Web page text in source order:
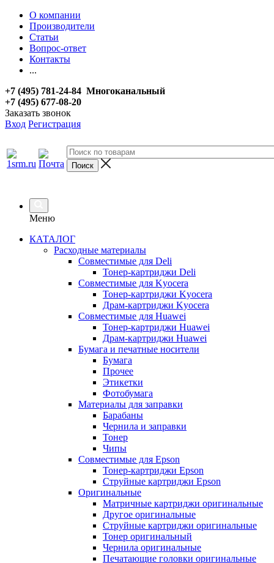
О компании
Производители
Статьи
Вопрос-ответ
Контакты
...
+7 (495) 781-24-84 Многоканальный
+7 (495) 677-08-20
Заказать звонок
Вход Регистрация
Меню
КАТАЛОГ
Расходные материалы
Совместимые для Deli
Тонер-картриджи Deli
Совместимые для Kyocera
Тонер-картриджи Kyocera
Драм-картриджи Kyocera
Совместимые для Huawei
Тонер-картриджи Huawei
Драм-картриджи Huawei
Бумага и печатные носители
Бумага
Прочее
Этикетки
Фотобумага
Материалы для заправки
Барабаны
Чернила и заправки
Тонер
Чипы
Совместимые для Epson
Тонер-картриджи Epson
Струйные картриджи Epson
Оригинальные
Матричные картриджи оригинальные
Другое оригинальные
Струйные картриджи оригинальные
Тонер оригинальный
Чернила оригинальные
Печатающие головки оригинальные